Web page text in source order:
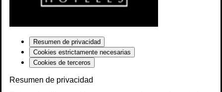
Resumen de privacidad
Cookies estrictamente necesarias
Cookies de terceros
Resumen de privacidad